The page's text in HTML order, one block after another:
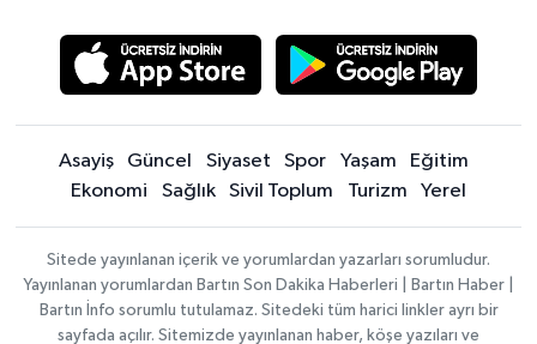
Asayiş Güncel Siyaset Spor Yaşam
Eğitim
Ekonomi
Sağlık Sivil Toplum Turizm Yerel
Sitede yayınlanan içerik ve yorumlardan yazarları sorumludur.
Yayınlanan yorumlardan Bartın Son Dakika Haberleri | Bartın Haber |
Bartın İnfo sorumlu tutulamaz. Sitedeki tüm harici linkler ayrı bir
sayfada açılır. Sitemizde yayınlanan haber, köşe yazıları ve